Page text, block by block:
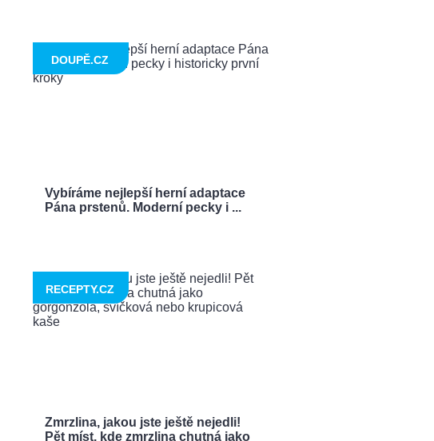
Vybíráme nejlepší herní adaptace
Pána prstenů. Moderní pecky i ...
DOUPĚ.CZ
Zmrzlina, jakou jste ještě nejedli!
Pět míst, kde zmrzlina chutná jako
RECEPTY.CZ